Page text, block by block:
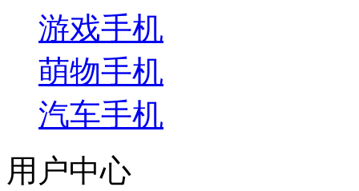
游戏手机
萌物手机
汽车手机
用户中心